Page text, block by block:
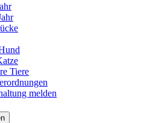
Tiere
melden